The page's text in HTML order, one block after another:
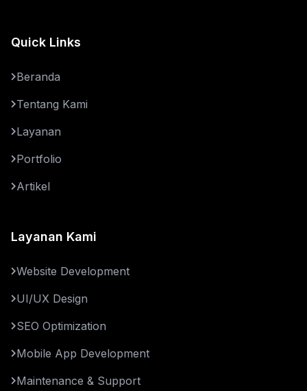
Quick Links
Beranda
Tentang Kami
Layanan
Portfolio
Artikel
Layanan Kami
Website Development
UI/UX Design
SEO Optimization
Mobile App Development
Maintenance & Support